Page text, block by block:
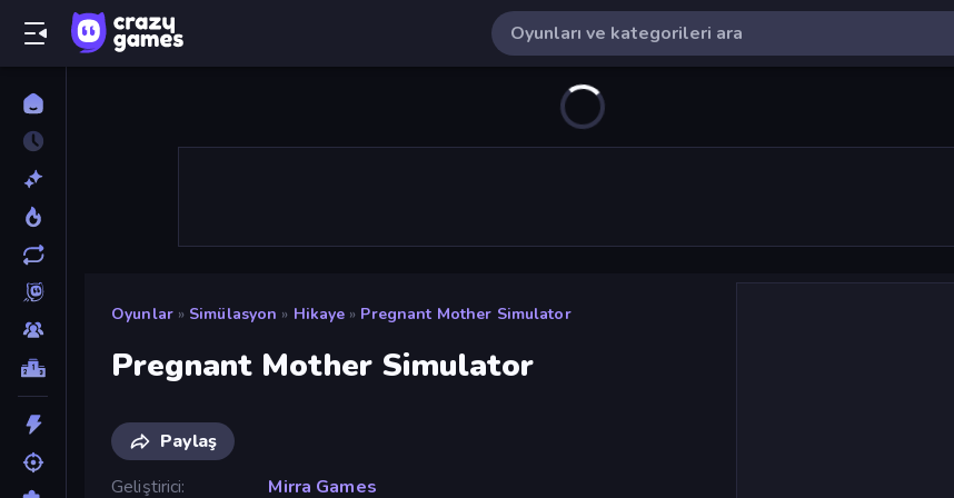
Oyunlar » Simülasyon » Hikaye » Pregnant Mother Simulator
Pregnant Mother Simulator
Paylaş
Geliştirici
Mirra Games